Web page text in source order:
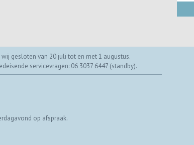
gesloten van 20 juli tot en met 1 augustus.
servicevragen: 06 3037 6447 (standby).
op afspraak.